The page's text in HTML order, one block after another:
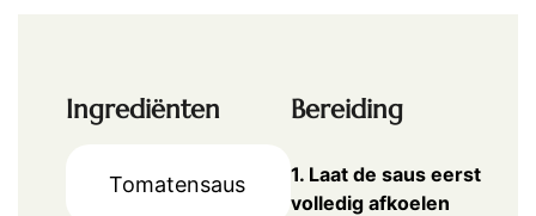
Ingrediënten
Tomatensaus
Bereiding
1. Laat de saus eerst
volledig afkoelen